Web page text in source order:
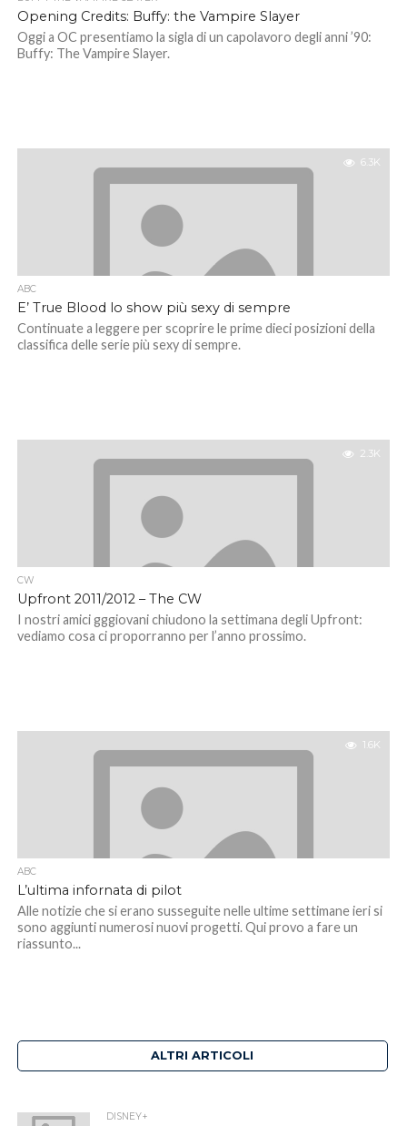
Opening Credits: Buffy: the Vampire Slayer
Oggi a OC presentiamo la sigla di un capolavoro degli anni ’90:
Buffy: The Vampire Slayer.
6.3K
ABC
E’ True Blood lo show più sexy di sempre
Continuate a leggere per scoprire le prime dieci posizioni della
classifica delle serie più sexy di sempre.
2.3K
CW
Upfront 2011/2012 – The CW
I nostri amici gggiovani chiudono la settimana degli Upfront:
vediamo cosa ci proporranno per l’anno prossimo.
1.6K
ABC
L’ultima infornata di pilot
Alle notizie che si erano susseguite nelle ultime settimane ieri si
sono aggiunti numerosi nuovi progetti. Qui provo a fare un
riassunto...
ALTRI ARTICOLI
DISNEY+